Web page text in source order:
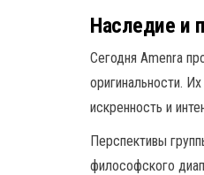
Наследие и
Сегодня Amenra
оригинальности.
искренность и
Перспективы
философского